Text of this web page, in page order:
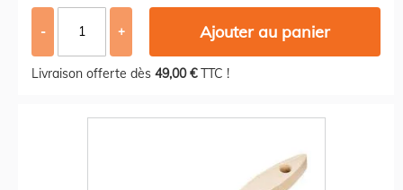
- + Ajouter au panier
Livraison offerte dès 49,00 €TTC !